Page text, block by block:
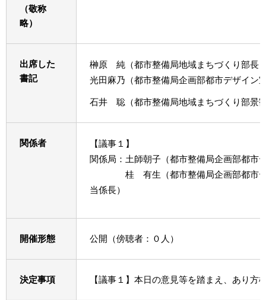
（敬称
略）
出席した
書記
榊原 純（都市整備局地域まちづくり部長
光田麻乃（都市整備局企画部都市デザイン
石井 聡（都市整備局地域まちづくり部景
関係者
【議事１】
関係局：土師朝子（都市整備局企画部都市
桂 有生（都市整備局企画部都市デ
当係長）
開催形態 公開（傍聴者：０人）
決定事項 【議事１】本日の意見等を踏まえ、あり方